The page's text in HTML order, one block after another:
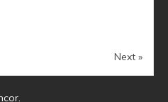
Next »